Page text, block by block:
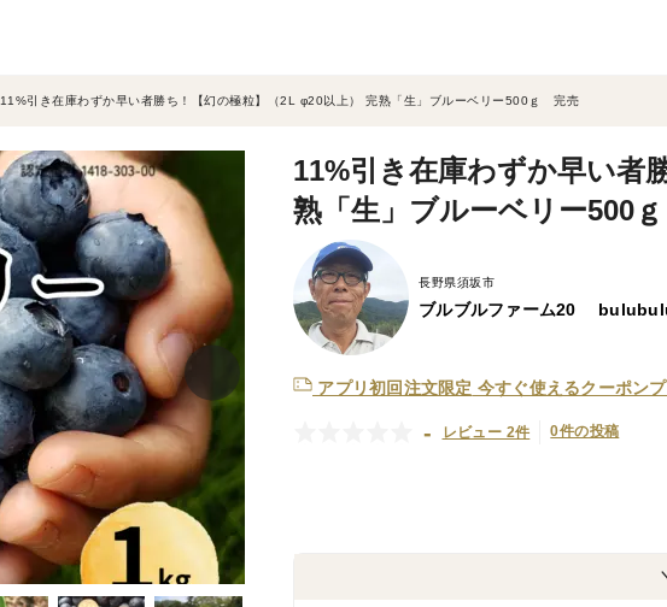
11%引き在庫わずか早い者勝ち！【幻の極粒】（2L φ20以上） 完熟「生」ブルーベリー500ｇ 完売
11%引き在庫わずか早い者
熟「生」ブルーベリー500
長野県須坂市
ブルブルファーム20
アプリ初回注文限定 今すぐ使えるクーポン
- レビュー 2件 0件の投稿